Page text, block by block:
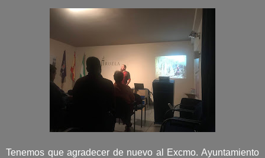
Tenemos que agradecer de nuevo al Excmo. Ayuntamiento